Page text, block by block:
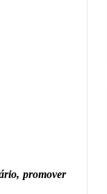
promover